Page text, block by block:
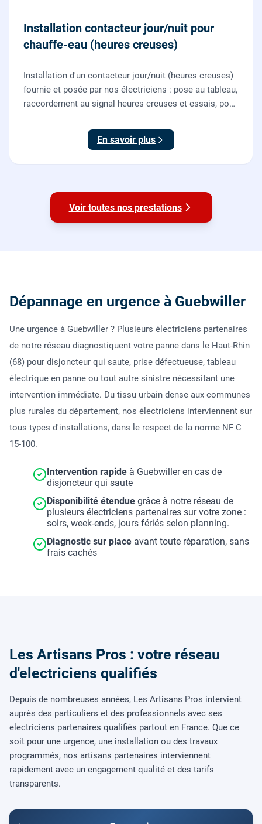
Installation contacteur jour/nuit pour
chauffe-eau (heures creuses)
Installation d'un contacteur jour/nuit (heures creuses)
fournie et posée par nos électriciens : pose au tableau,
raccordement au signal heures creuses et essais, pour
En savoir plus
Voir toutes nos prestations
Dépannage en urgence à Guebwiller
Une urgence à Guebwiller ? Plusieurs électriciens partenaires
de notre réseau diagnostiquent votre panne dans le Haut-Rhin
(68) pour disjoncteur qui saute, prise défectueuse, tableau
électrique en panne ou tout autre sinistre nécessitant une
intervention immédiate. Du tissu urbain dense aux communes
plus rurales du département, nos électriciens interviennent sur
tous types d'installations, dans le respect de la norme NF C
15-100.
Intervention rapide à Guebwiller en cas de
disjoncteur qui saute
Disponibilité étendue grâce à notre réseau de
plusieurs électriciens partenaires sur votre zone :
soirs, week-ends, jours fériés selon planning.
Diagnostic sur place avant toute réparation, sans
frais cachés
Les Artisans Pros : votre réseau
d'electriciens qualifiés
Depuis de nombreuses années, Les Artisans Pros intervient
auprès des particuliers et des professionnels avec ses
electriciens partenaires qualifiés partout en France. Que ce
soit pour une urgence, une installation ou des travaux
programmés, nos artisans partenaires interviennent
rapidement avec un engagement qualité et des tarifs
transparents.